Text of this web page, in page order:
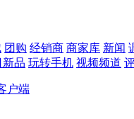
团购 经销商 商家库 新闻
新品 玩转手机 视频频道
户端